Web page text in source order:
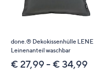
done.® Dekokissenhülle LENE
Leinenanteil waschbar
€ 27,99 - € 34,99